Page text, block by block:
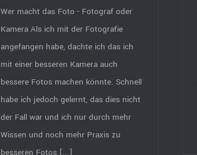
Wer macht das Foto - Fotograf oder
Kamera Als ich mit der Fotografie
angefangen habe, dachte ich das ich
mit einer besseren Kamera auch
bessere Fotos machen könnte. Schnell
habe ich jedoch gelernt, das dies nicht
der Fall war und ich nur durch mehr
Wissen und noch mehr Praxis zu
besseren Fotos [...]